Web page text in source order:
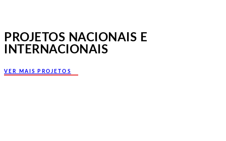
PROJETOS NACIONAIS E
INTERNACIONAIS
VER MAIS PROJETOS